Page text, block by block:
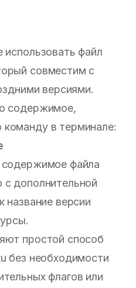
файл
совместим с
версиями.
содержимое,
в терминале:
файла
с дополнительной
название версии
простой способ
без необходимости
флагов или